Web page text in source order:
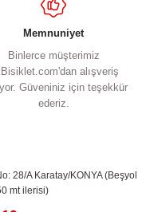
Memnuniyet
Binlerce müşterimiz
alışveriş
Güveniniz için teşekkür
ederiz.
28/A Karatay/KONYA (Beşyol
mt ilerisi)